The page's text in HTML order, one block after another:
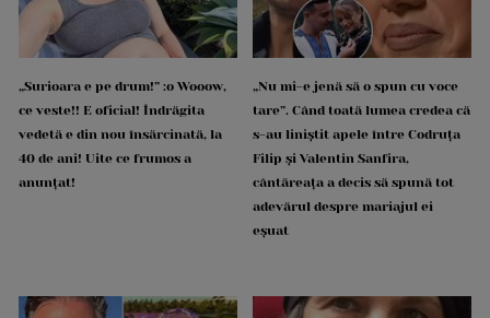
„Surioara e pe drum!” :o Wooow,
ce veste!! E oficial! Îndrăgita
vedetă e din nou însărcinată, la
40 de ani! Uite ce frumos a
anunțat!
„Nu mi-e jenă să o spun cu voce
tare”. Când toată lumea credea că
s-au liniștit apele între Codruța
Filip și Valentin Sanfira,
cântăreața a decis să spună tot
adevărul despre mariajul ei
eșuat